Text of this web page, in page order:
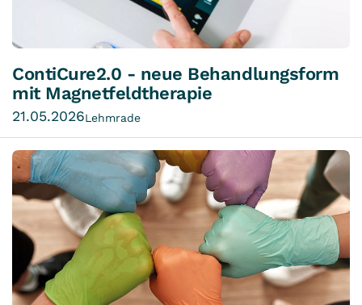
ContiCure2.0 - neue Behandlungsform
mit Magnetfeldtherapie
21.05.2026Lehmrade